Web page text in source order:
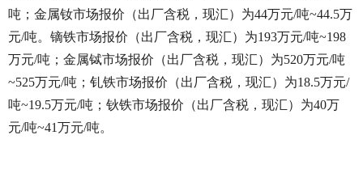
吨；金属钕市场报价（出厂含税，现汇）为44万元/吨~44.5万
元/吨。镝铁市场报价（出厂含税，现汇）为193万元/吨~198
万元/吨；金属铽市场报价（出厂含税，现汇）为520万元/吨
~525万元/吨；钆铁市场报价（出厂含税，现汇）为18.5万元/
吨~19.5万元/吨；钬铁市场报价（出厂含税，现汇）为40万
元/吨~41万元/吨。